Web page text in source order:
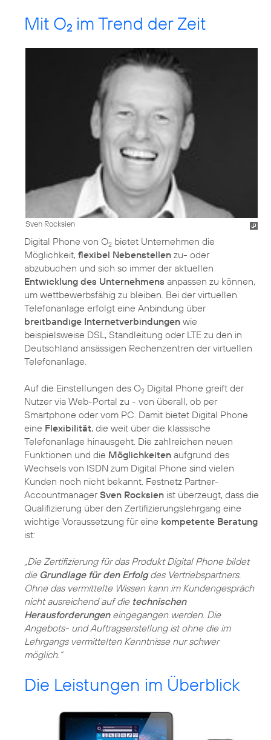
Mit O2 im Trend der Zeit
Sven Rocksien
Digital Phone von O2 bietet Unternehmen die
Möglichkeit, flexibel Nebenstellen zu- oder
abzubuchen und sich so immer der aktuellen
Entwicklung des Unternehmens anpassen zu können,
um wettbewerbsfähig zu bleiben. Bei der virtuellen
Telefonanlage erfolgt eine Anbindung über
breitbandige Internetverbindungen wie
beispielsweise DSL, Standleitung oder LTE zu den in
Deutschland ansässigen Rechenzentren der virtuellen
Telefonanlage.
Auf die Einstellungen des O2 Digital Phone greift der
Nutzer via Web-Portal zu - von überall, ob per
Smartphone oder vom PC. Damit bietet Digital Phone
eine Flexibilität, die weit über die klassische
Telefonanlage hinausgeht. Die zahlreichen neuen
Funktionen und die Möglichkeiten aufgrund des
Wechsels von ISDN zum Digital Phone sind vielen
Kunden noch nicht bekannt. Festnetz Partner-
AccountmanagerSven Rocksien ist überzeugt, dass die
Qualifizierung über den Zertifizierungslehrgang eine
wichtige Voraussetzung für eine kompetente Beratung
ist:
„Die Zertifizierung für das Produkt Digital Phone bildet
die Grundlage für den Erfolgdes Vertriebspartners.
Ohne das vermittelte Wissen kann im Kundengespräch
nicht ausreichend auf die technischen
Herausforderungeneingegangen werden. Die
Angebots- und Auftragserstellung ist ohne die im
Lehrgangs vermittelten Kenntnisse nur schwer
möglich.“
Die Leistungen im Überblick